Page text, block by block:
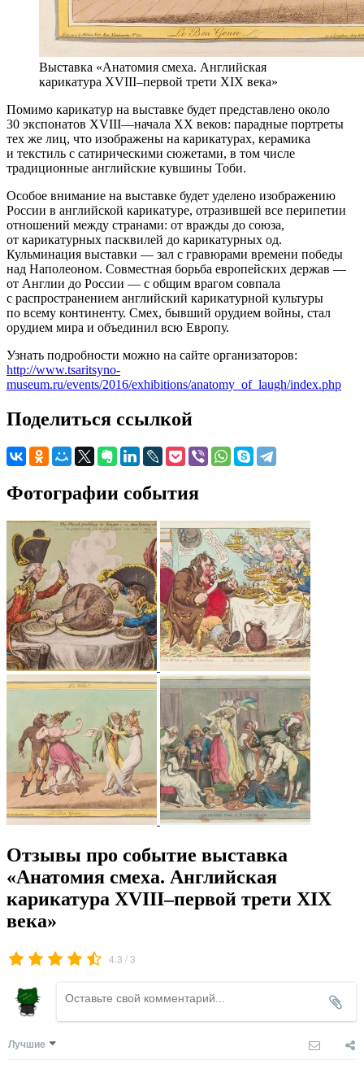
Выставка «Анатомия смеха. Английская
карикатура XVIII–первой трети XIX века»
Помимо карикатур на выставке будет представлено около
30 экспонатов XVIII—начала XX веков: парадные портреты
тех же лиц, что изображены на карикатурах, керамика
и текстиль с сатирическими сюжетами, в том числе
традиционные английские кувшины Тоби.
Особое внимание на выставке будет уделено изображению
России в английской карикатуре, отразившей все перипетии
отношений между странами: от вражды до союза,
от карикатурных пасквилей до карикатурных од.
Кульминация выставки — зал с гравюрами времени победы
над Наполеоном. Совместная борьба европейских держав —
от Англии до России — с общим врагом совпала
с распространением английский карикатурной культуры
по всему континенту. Смех, бывший орудием войны, стал
орудием мира и объединил всю Европу.
Узнать подробности можно на сайте организаторов:
http://www.tsaritsyno-
museum.ru/events/2016/exhibitions/anatomy_of_laugh/index.php
Поделиться ссылкой
Фотографии события
Отзывы про событие выставка
«Анатомия смеха. Английская
карикатура XVIII–первой трети XIX
века»
4.3 /3
Лучшие